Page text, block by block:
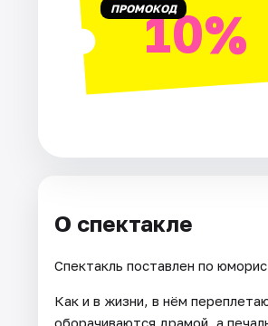
Рейтинги
ПРОМОКОД10%
О спектакле
Спектакль поставлен по
Как и в жизни, в нём
оборачиваются драмой, а